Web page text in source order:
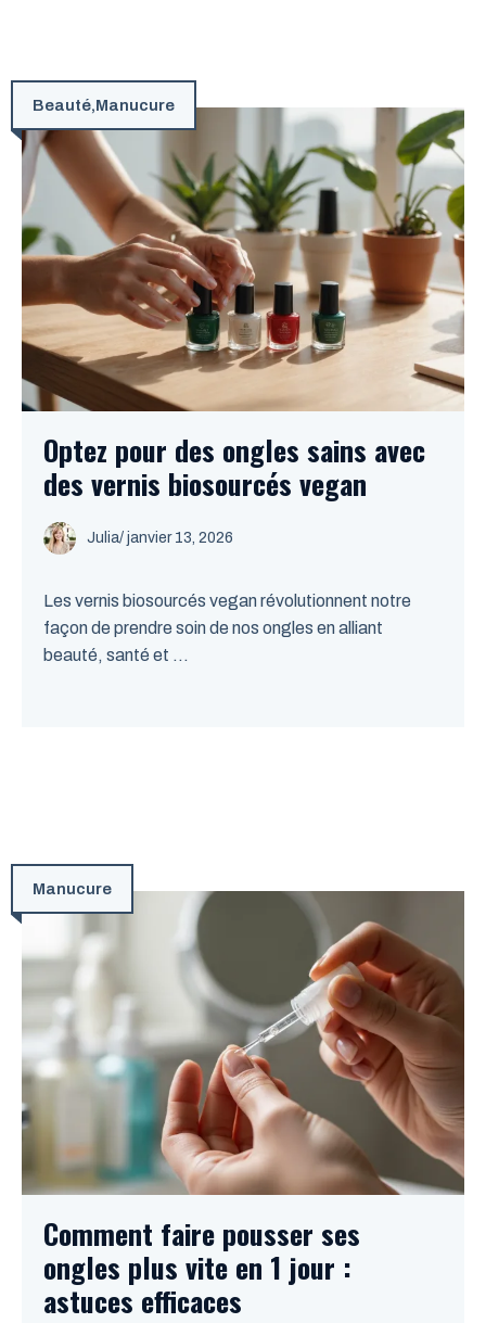
Beauté,Manucure
Optez pour des ongles sains avec
des vernis biosourcés vegan
Julia/ janvier 13, 2026
Les vernis biosourcés vegan révolutionnent notre
façon de prendre soin de nos ongles en alliant
beauté, santé et ...
Manucure
Comment faire pousser ses
ongles plus vite en 1 jour :
astuces efficaces